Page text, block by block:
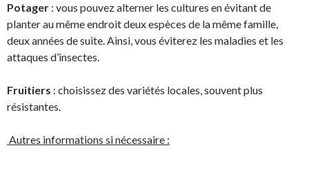
Potager : vous pouvez alterner les cultures en évitant de
planter au même endroit deux espèces de la même famille,
deux années de suite. Ainsi, vous éviterez les maladies et les
attaques d’insectes.
Fruitiers : choisissez des variétés locales, souvent plus
résistantes.
Autres informations si nécessaire :